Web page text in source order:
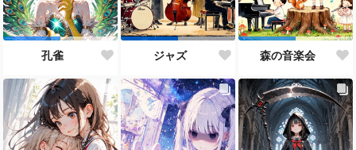
孔雀 ジャズ 森の音楽会